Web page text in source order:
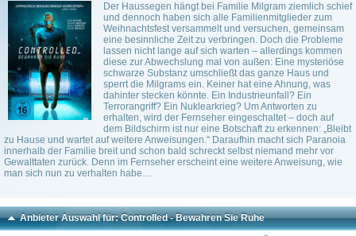
Der Haussegen hängt bei Familie Milgram ziemlich schief
und dennoch haben sich alle Familienmitglieder zum
Weihnachtsfest versammelt und versuchen, gemeinsam
eine besinnliche Zeit zu verbringen. Doch die Probleme
lassen nicht lange auf sich warten – allerdings kommen
diese zur Abwechslung mal von außen: Eine mysteriöse
schwarze Substanz umschließt das ganze Haus und
sperrt die Milgrams ein. Keiner hat eine Ahnung, was
dahinter stecken könnte. Ein Industrieunfall? Ein
Terrorangriff? Ein Nuklearkrieg? Um Antworten zu
erhalten, wird der Fernseher eingeschaltet – doch auf
dem Bildschirm ist nur eine Botschaft zu erkennen: „Bleibt
zu Hause und wartet auf weitere Anweisungen.“ Daraufhin macht sich Paranoia
innerhalb der Familie breit und schon bald schreckt selbst niemand mehr vor
Gewalttaten zurück. Denn im Fernseher erscheint eine weitere Anweisung, wie
man sich nun zu verhalten habe…
Anbieter Auswahl für: Controlled - Bewahren Sie Ruhe